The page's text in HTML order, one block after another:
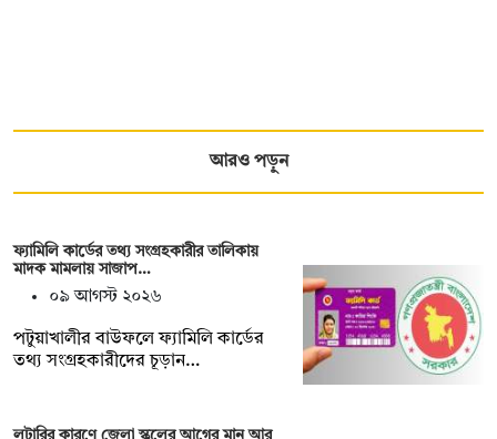
আরও পড়ুন
ফ্যামিলি কার্ডের তথ্য সংগ্রহকারীর তালিকায়
মাদক মামলায় সাজাপ…
০৯ আগস্ট ২০২৬
পটুয়াখালীর বাউফলে ফ্যামিলি কার্ডের
তথ্য সংগ্রহকারীদের চূড়ান…
লটারির কারণে জেলা স্কুলের আগের মান আর